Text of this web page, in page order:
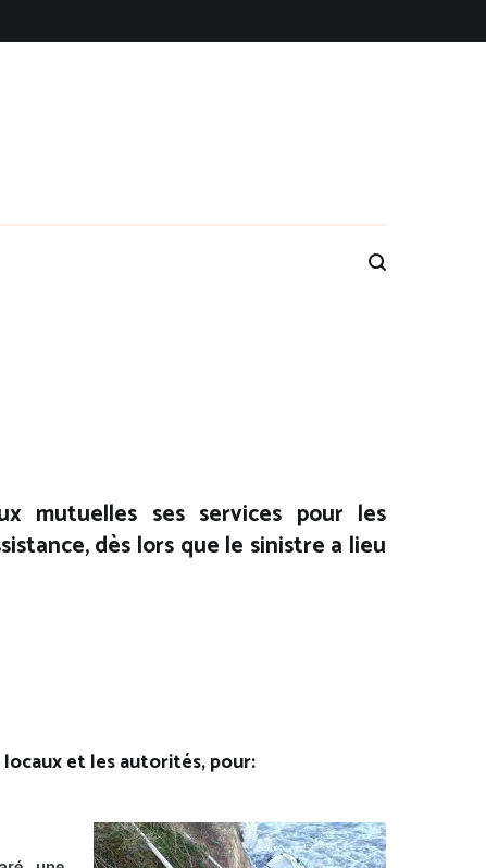
mutuelles ses services pour les
dès lors que le sinistre a lieu
et les autorités, pour: